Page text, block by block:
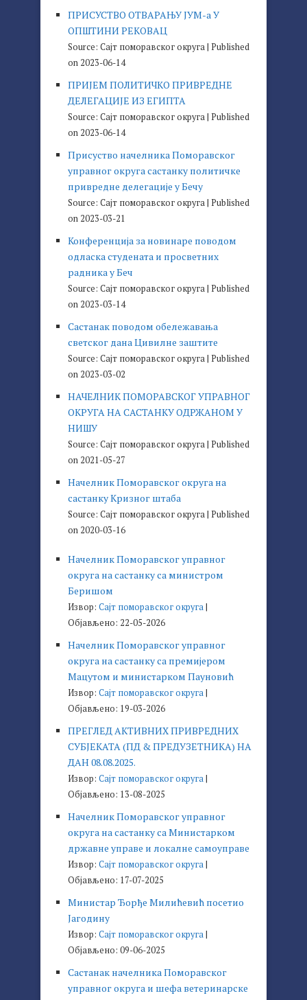
ПРИСУСТВО ОТВАРАЊУ ЈУМ-а У
ОПШТИНИ РЕКОВАЦ
Source: Сајт поморавског округа Published
on 2023-06-14
ПРИЈЕМ ПОЛИТИЧКО ПРИВРЕДНЕ
ДЕЛЕГАЦИЈЕ ИЗ ЕГИПТА
Source: Сајт поморавског округа Published
on 2023-06-14
Присуство начелника Поморавског
управног округа састанку политичке
привредне делегације у Бечу
Source: Сајт поморавског округа Published
on 2023-03-21
Конференција за новинаре поводом
одласка студената и просветних
радника у Беч
Source: Сајт поморавског округа Published
on 2023-03-14
Састанак поводом обележавања
светског дана Цивилне заштите
Source: Сајт поморавског округа Published
on 2023-03-02
НАЧЕЛНИК ПОМОРАВСКОГ УПРАВНОГ
ОКРУГА НА САСТАНКУ ОДРЖАНОМ У
НИШУ
Source: Сајт поморавског округа Published
on 2021-05-27
Начелник Поморавског округа на
састанку Кризног штаба
Source: Сајт поморавског округа Published
on 2020-03-16
Начелник Поморавског управног
округа на састанку са министром
Беришом
Извор: Сајт поморавског округа
Објављено: 22-05-2026
Начелник Поморавског управног
округа на састанку са премијером
Мацутом и министарком Пауновић
Извор: Сајт поморавског округа
Објављено: 19-03-2026
ПРЕГЛЕД АКТИВНИХ ПРИВРЕДНИХ
СУБЈЕКАТА (ПД & ПРЕДУЗЕТНИКА) НА
ДАН 08.08.2025.
Извор: Сајт поморавског округа
Објављено: 13-08-2025
Начелник Поморавског управног
округа на састанку са Министарком
државне управе и локалне самоуправе
Извор: Сајт поморавског округа
Објављено: 17-07-2025
Министар Ђорђе Милићевић посетио
Јагодину
Извор: Сајт поморавског округа
Објављено: 09-06-2025
Састанак начелника Поморавског
управног округа и шефа ветеринарске